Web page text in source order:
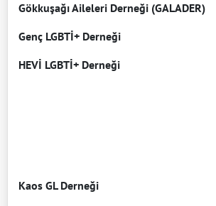
Gökkuşağı Aileleri Derneği (GALADER)
Genç LGBTİ+ Derneği
HEVİ LGBTİ+ Derneği
Kaos GL Derneği